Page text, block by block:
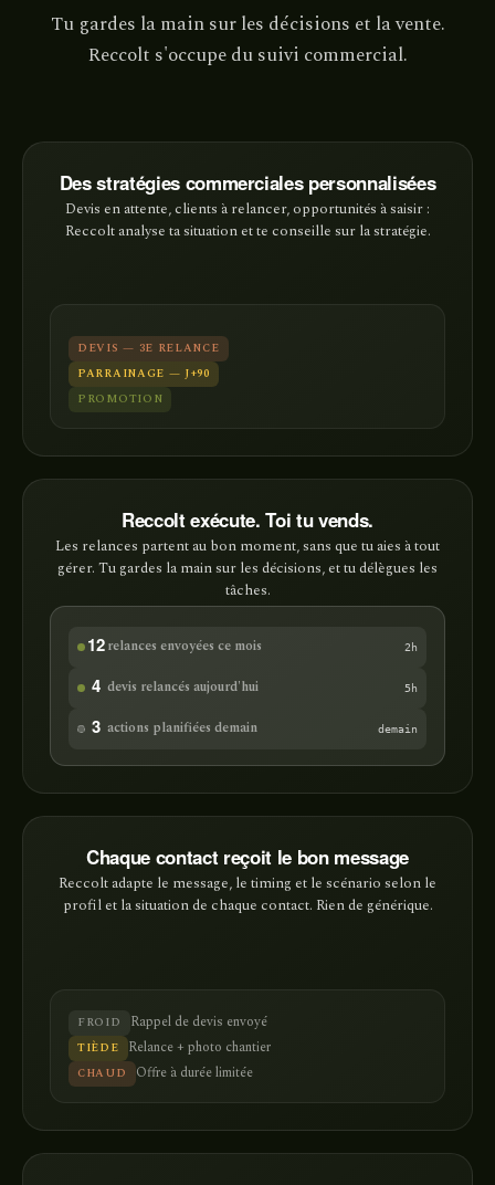
Tu gardes la main sur les décisions et la vente.
Reccolt s'occupe du suivi commercial.
Des stratégies commerciales personnalisées
Devis en attente, clients à relancer, opportunités à saisir :
Reccolt analyse ta situation et te conseille sur la stratégie.
DEVIS — 3E RELANCE
PARRAINAGE — J+90
PROMOTION
Reccolt exécute. Toi tu vends.
Les relances partent au bon moment, sans que tu aies à tout
gérer. Tu gardes la main sur les décisions, et tu délègues les
tâches.
12 relances envoyées ce mois 2h
4 devis relancés aujourd'hui 5h
3 actions planifiées demain demain
Chaque contact reçoit le bon message
Reccolt adapte le message, le timing et le scénario selon le
profil et la situation de chaque contact. Rien de générique.
FROID Rappel de devis envoyé
TIÈDE Relance + photo chantier
CHAUD Offre à durée limitée